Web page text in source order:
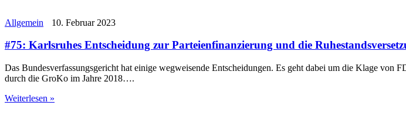
Allgemein 10. Februar 2023
#75: Karlsruhes Entscheidung zur Parteienfinanzierung und die
Das Bundesverfassungsgericht hat einige wegweisende Entscheidungen. Es geht dabei um die Klage
durch die GroKo im Jahre 2018….
Weiterlesen »